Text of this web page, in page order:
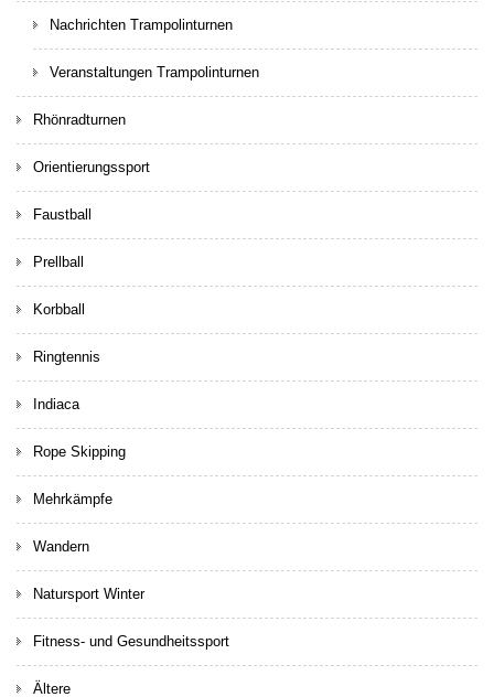
Nachrichten Trampolinturnen
Veranstaltungen Trampolinturnen
Rhönradturnen
Orientierungssport
Faustball
Prellball
Korbball
Ringtennis
Indiaca
Rope Skipping
Mehrkämpfe
Wandern
Natursport Winter
Fitness- und Gesundheitssport
Ältere